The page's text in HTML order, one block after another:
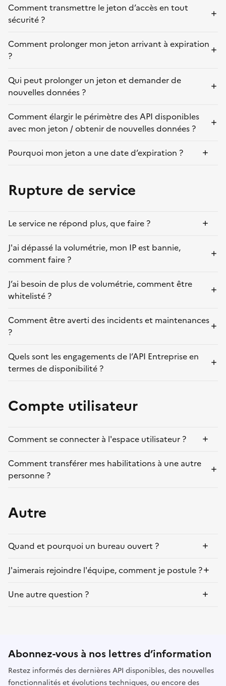
Comment transmettre le jeton d’accès en tout
sécurité ?
Comment prolonger mon jeton arrivant à expiration
?
Qui peut prolonger un jeton et demander de
nouvelles données ?
Comment élargir le périmètre des API disponibles
avec mon jeton / obtenir de nouvelles données ?
Pourquoi mon jeton a une date d’expiration ?
Rupture de service
Le service ne répond plus, que faire ?
J'ai dépassé la volumétrie, mon IP est bannie,
comment faire ?
J’ai besoin de plus de volumétrie, comment être
whitelisté ?
Comment être averti des incidents et maintenances
?
Quels sont les engagements de l’API Entreprise en
termes de disponibilité ?
Compte utilisateur
Comment se connecter à l'espace utilisateur ?
Comment transférer mes habilitations à une autre
personne ?
Autre
Quand et pourquoi un bureau ouvert ?
J'aimerais rejoindre l'équipe, comment je postule ?
Une autre question ?
Abonnez-vous à nos lettres d’information
Restez informés des dernières API disponibles, des nouvelles
fonctionnalités et évolutions techniques, ou encore des